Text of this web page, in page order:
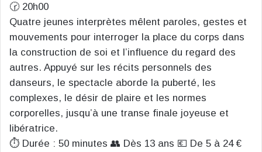
🕝 20h00
Quatre jeunes interprètes mêlent paroles, gestes et
mouvements pour interroger la place du corps dans
la construction de soi et l’influence du regard des
autres. Appuyé sur les récits personnels des
danseurs, le spectacle aborde la puberté, les
complexes, le désir de plaire et les normes
corporelles, jusqu’à une transe finale joyeuse et
libératrice.
⏱️ Durée : 50 minutes 👥 Dès 13 ans 💶 De 5 à 24 €